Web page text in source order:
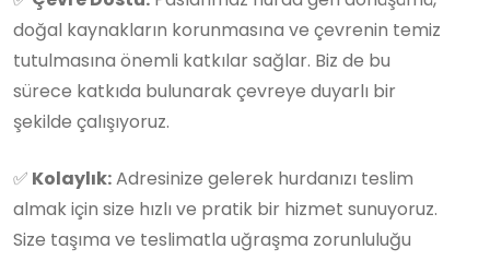
doğal kaynakların korunmasına ve çevrenin temiz
tutulmasına önemli katkılar sağlar. Biz de bu
sürece katkıda bulunarak çevreye duyarlı bir
şekilde çalışıyoruz.
✅ Kolaylık:Adresinize gelerek hurdanızı teslim
almak için size hızlı ve pratik bir hizmet sunuyoruz.
Size taşıma ve teslimatla uğraşma zorunluluğu